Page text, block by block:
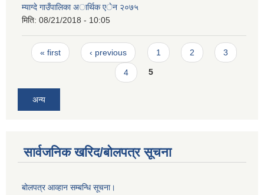
म्याग्दे गाउँपालिका अार्थिक एेन २०७५
मिति: 08/21/2018 - 10:05
Pages
« first ‹ previous 1 2 3
4 5
अन्य
सार्वजनिक खरिद/बोलपत्र सूचना
बोलपत्र आव्हान सम्बन्धि सूचना।